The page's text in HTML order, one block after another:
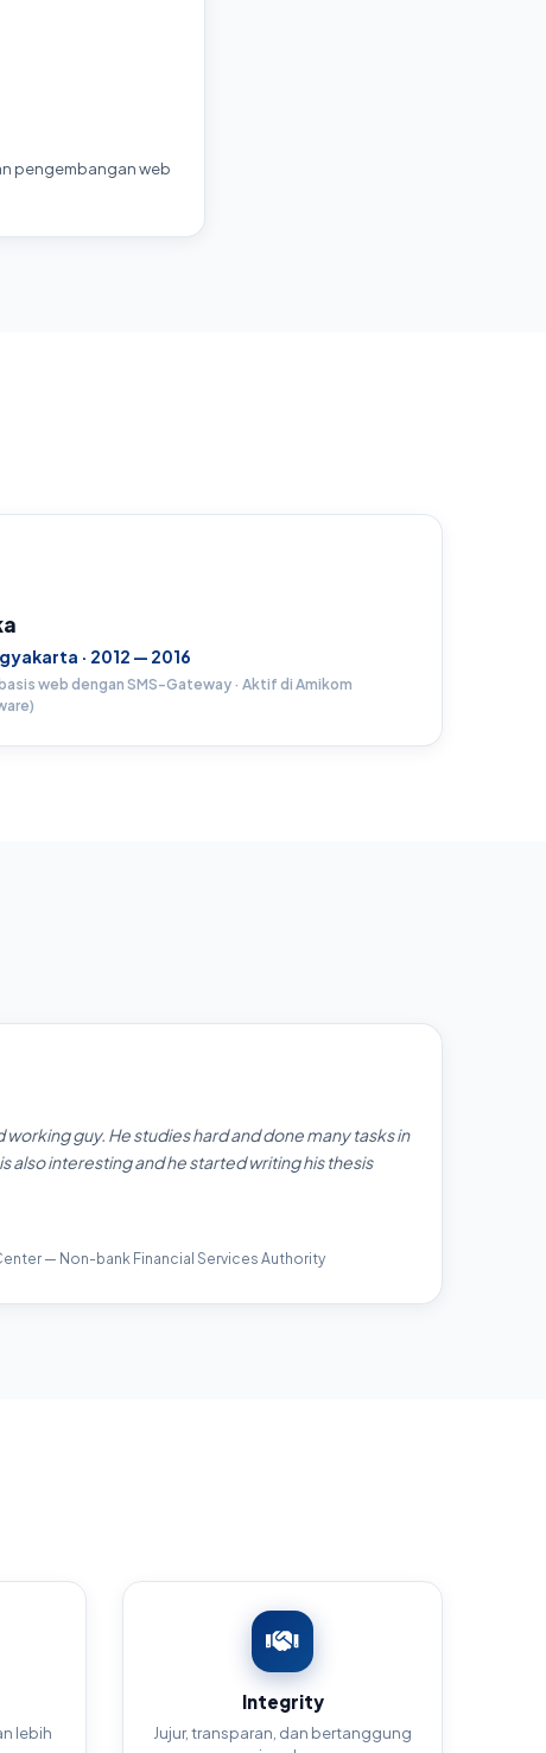
pengembangan web
· 2012 — 2016
web dengan SMS-Gateway · Aktif di Amikom
working guy. He studies hard and done many tasks in
also interesting and he started writing his thesis
— Non-bank Financial Services Authority
lebih
Integrity
Jujur, transparan, dan bertanggung